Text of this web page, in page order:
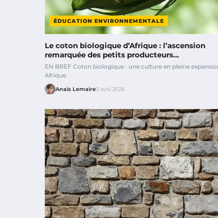
ÉDUCATION ENVIRONNEMENTALE
Le coton biologique d’Afrique : l’ascension
remarquée des petits producteurs…
EN BREF Coton biologique : une culture en pleine
Afrique.
Anaïs Lemaire3 avril 2026